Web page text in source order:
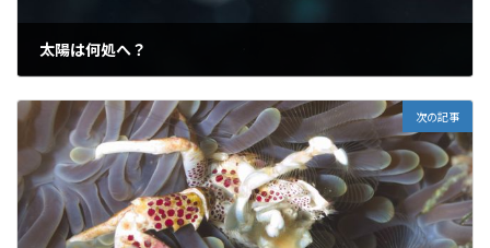
太陽は何処へ？
次の記事